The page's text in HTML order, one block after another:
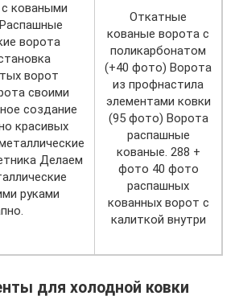
коваными
ворота
ворот
своими
создание
красивых
Делаем
руками
Откатные
кованые ворота с
поликарбонатом
(+40 фото) Ворота
из профнастила
элементами ковки
(95 фото) Ворота
распашные
кованые. 288 +
фото 40 фото
распашных
кованных ворот с
калиткой внутри
для холодной ковки